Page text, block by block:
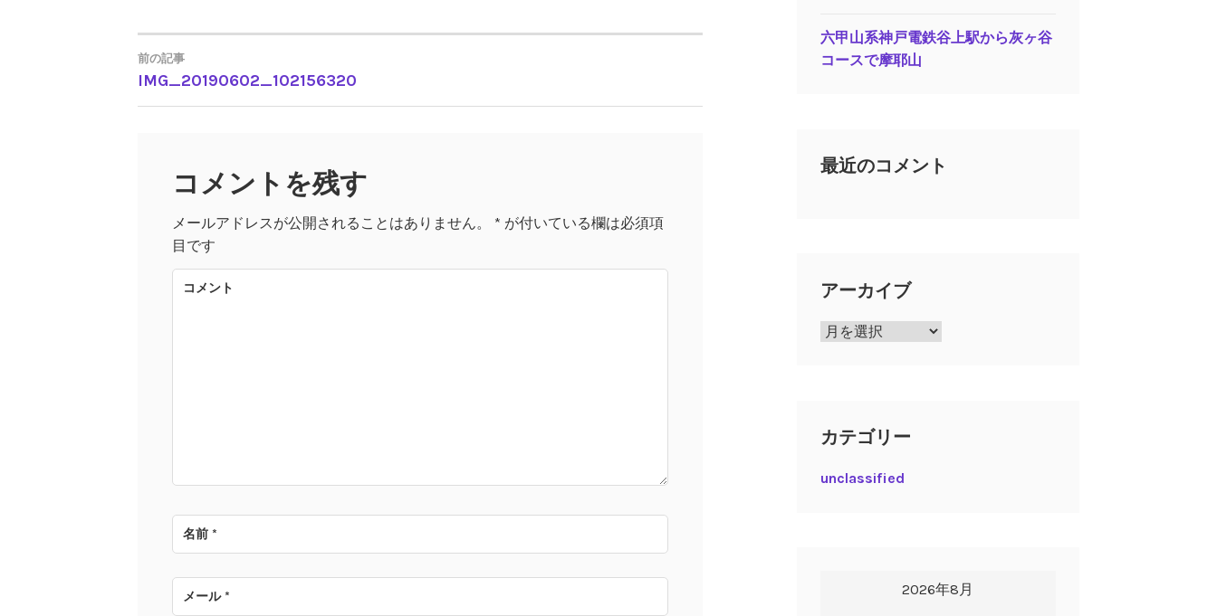
投
前の記事
IMG_20190602_102156320
コメントを残す
メールアドレスが公開されることはありません。 * が付いている欄は必須項
目です
コメント
名前 *
メール*
六甲山系神戸電鉄谷上駅から灰ヶ谷
コースで摩耶山
最近のコメント
アーカイブ
ア
カテゴリー
unclassified
2026年8月